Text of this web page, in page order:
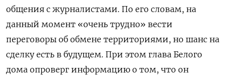
общения с журналистами. По его словам, на
данный момент «очень трудно» вести
переговоры об обмене территориями, но шанс на
сделку есть в будущем. При этом глава Белого
дома опроверг информацию о том, что он